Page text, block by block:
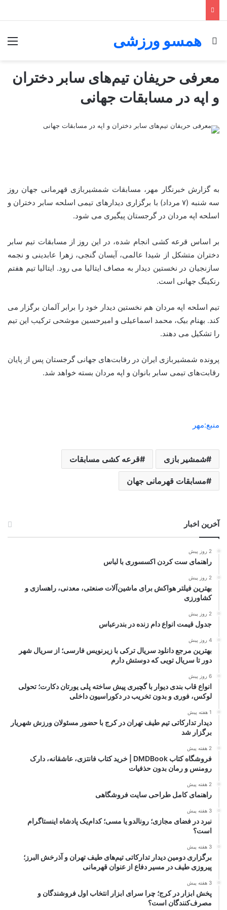
همسو ورزشی
جستجو برای
معرفی حریفان تیم‌های سابر دختران
و اپه در مسابقات جهانی
به گزارش خبرنگار مهر، مسابقات شمشیربازی قهرمانی جهان روز
سه شنبه (۷ مرداد) با برگزاری دیدارهای تیمی اسلحه سابر دختران و
اسلحه اپه مردان در گرجستان پیگیری می شود.
بر اساس قرعه کشی انجام شده، در این روز از مسابقات تیم سابر
دختران متشکل از شیدا عالمی، آیسان گنجی، زهرا عابدینی و نجمه
سازنجیان در نخستین دیدار به مصاف ایتالیا می رود. ایتالیا تیم هفتم
رنکینگ جهانی است.
تیم اسلحه اپه مردان هم نخستین دیدار خود را برابر آلمان برگزار می
کند. بهنام بیک، محمد اسماعیلی و امیرحسین موشحی ترکیب این تیم
را تشکیل می دهند.
پرونده شمشیربازی ایران در رقابت‌های جهانی گرجستان پس از پایان
رقابت‌های تیمی سابر بانوان و اپه مردان بسته خواهد شد.
منبع:مهر
شمشیر بازی قرعه کشی مسابقات
مسابقات قهرمانی جهان
آخرین اخبار
2 روز پیش
راهنمای ست کردن اکسسوری با لباس
2 روز پیش
بهترین فیلتر هواکش برای ماشین‌آلات صنعتی، معدنی، راهسازی و
کشاورزی
2 روز پیش
جدول قیمت انواع دام زنده در بندرعباس
4 روز پیش
بهترین مرجع دانلود سریال ترکی با زیرنویس فارسی؛ از سریال شهر
دور تا سریال تویی که دوستش دارم
6 روز پیش
انواع قاب بندی دیوار با گچبری پیش ساخته پلی یورتان دکارت؛ تحولی
لوکس، فوری و بدون تخریب در دکوراسیون داخلی
1 هفته پیش
دیدار تدارکاتی تیم طیف تهران در کرج با حضور مسئولان ورزش شهریار
برگزار شد
2 هفته پیش
فروشگاه کتاب DMDBook | خرید کتاب فانتزی، عاشقانه، دارک
رومنس و رمان بدون حذفیات
2 هفته پیش
راهنمای کامل طراحی سایت فروشگاهی
3 هفته پیش
نبرد در فضای مجازی؛ رونالدو یا مسی؛ کدام‌یک پادشاه اینستاگرام
است؟
3 هفته پیش
برگزاری دومین دیدار تدارکاتی تیم‌های طیف تهران و آذرخش البرز؛
پیروزی طیف در مسیر دفاع از عنوان قهرمانی
3 هفته پیش
پخش ابزار در کرج؛ چرا سرای ابزار انتخاب اول فروشندگان و
مصرف‌کنندگان است؟